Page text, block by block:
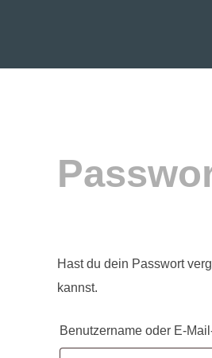
Hast du dein Passwort
kannst.
Benutzername oder E-